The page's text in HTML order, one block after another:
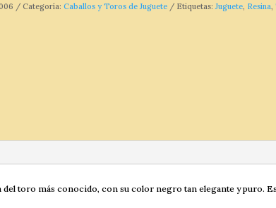
Categoría:Caballos y Toros de Juguete Etiquetas:Juguete, Resina,
toro más conocido, con su color negro tan elegante y puro.